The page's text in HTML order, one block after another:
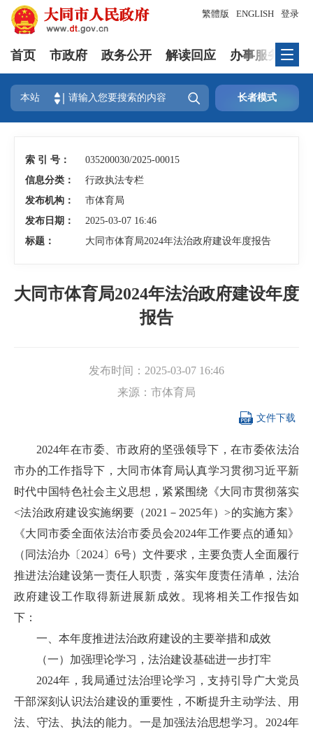
登录
繁體版 ENGLISH
首页 市政府 政务公开 解读回应 办事服务
本站  长者模式
索 引 号：
035200030/2025-00015
信息分类：
行政执法专栏
发布机构：
市体育局
发布日期：
2025-03-07 16:46
标题：
大同市体育局2024年法治政府建设年度报告
大同市体育局2024年法治政府建设年度
报告
发布时间： 2025-03-07 16:46
来源： 市体育局
 文件下载
2024年在市委、市政府的坚强领导下，在市委依法治
市办的工作指导下，大同市体育局认真学习贯彻习近平新
时代中国特色社会主义思想，紧紧围绕《大同市贯彻落实
<法治政府建设实施纲要（2021－2025年）>的实施方案》
《大同市委全面依法治市委员会2024年工作要点的通知》
（同法治办〔2024〕6号）文件要求，主要负责人全面履行
推进法治建设第一责任人职责，落实年度责任清单，法治
政府建设工作取得新进展新成效。现将相关工作报告如
下：
一、本年度推进法治政府建设的主要举措和成效
（一）加强理论学习，法治建设基础进一步打牢
2024年，我局通过法治理论学习，支持引导广大党员
干部深刻认识法治建设的重要性，不断提升主动学法、用
法、守法、执法的能力。一是加强法治思想学习。2024年